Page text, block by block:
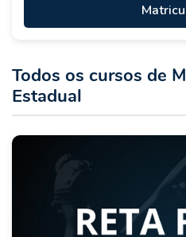
Todos os cursos de
Estadual